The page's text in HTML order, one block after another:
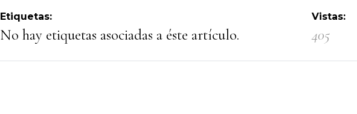
Etiquetas:
No hay etiquetas asociadas a éste artículo.
Vistas:
405